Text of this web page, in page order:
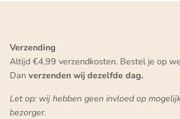
Verzending
Altijd €4,99 verzendkosten. Bestel je op
Dan verzenden wij dezelfde dag.
Let op: wij hebben geen invloed op
bezorger.